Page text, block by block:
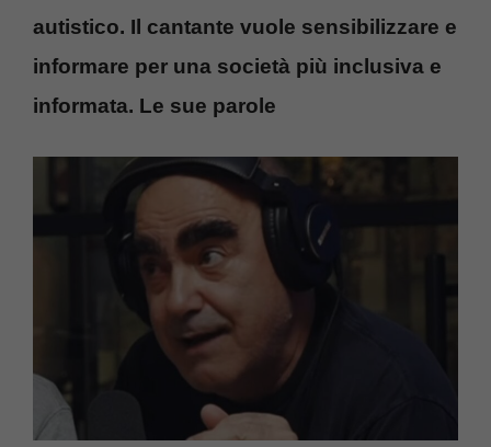
autistico. Il cantante vuole sensibilizzare e
informare per una società più inclusiva e
informata. Le sue parole